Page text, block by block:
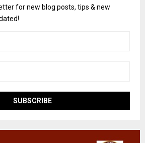
for new blog posts, tips & new